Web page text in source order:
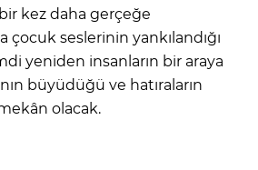
kez daha gerçeğe
çocuk seslerinin yankılandığı
yeniden insanların bir araya
büyüdüğü ve hatıraların
olacak.